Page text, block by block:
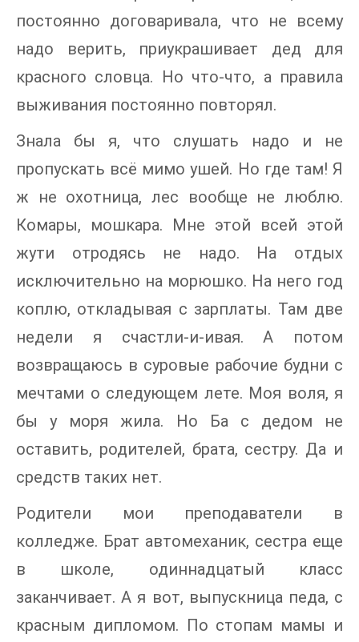
постоянно договаривала, что не всему
надо верить, приукрашивает дед для
красного словца. Но что-что, а правила
выживания постоянно повторял.
Знала бы я, что слушать надо и не
пропускать всё мимо ушей. Но где там! Я
ж не охотница, лес вообще не люблю.
Комары, мошкара. Мне этой всей этой
жути отродясь не надо. На отдых
исключительно на морюшко. На него год
коплю, откладывая с зарплаты. Там две
недели я счастли-и-ивая. А потом
возвращаюсь в суровые рабочие будни с
мечтами о следующем лете. Моя воля, я
бы у моря жила. Но Ба с дедом не
оставить, родителей, брата, сестру. Да и
средств таких нет.
Родители мои преподаватели в
колледже. Брат автомеханик, сестра еще
в школе, одиннадцатый класс
заканчивает. А я вот, выпускница педа, с
красным дипломом. По стопам мамы и